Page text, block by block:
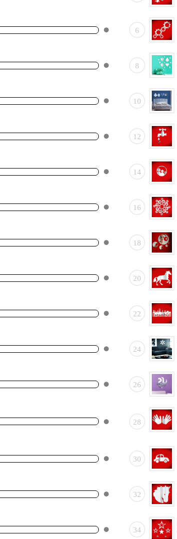
6
8
10
12
14
16
18
20
22
24
26
28
30
32
34